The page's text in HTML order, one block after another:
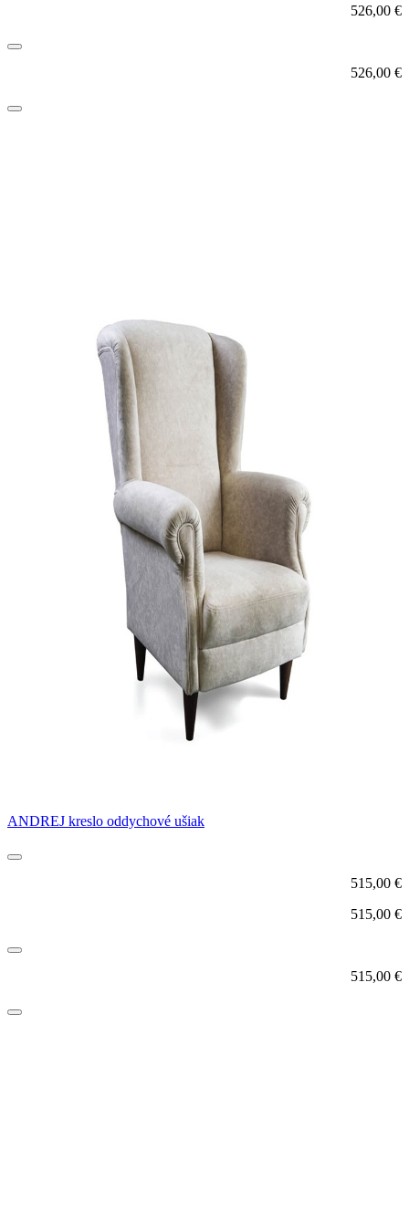
526,00 €
526,00 €
ANDREJ kreslo oddychové ušiak
515,00 €
515,00 €
515,00 €